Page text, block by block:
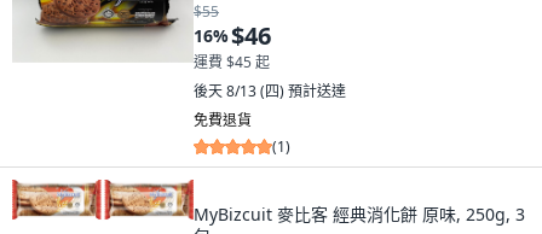
$55
16%$46
運費 $45 起
後天 8/13 (四) 預計送達
免費退貨
(1)
MyBizcuit 麥比客 經典消化餅 原味, 250g, 3